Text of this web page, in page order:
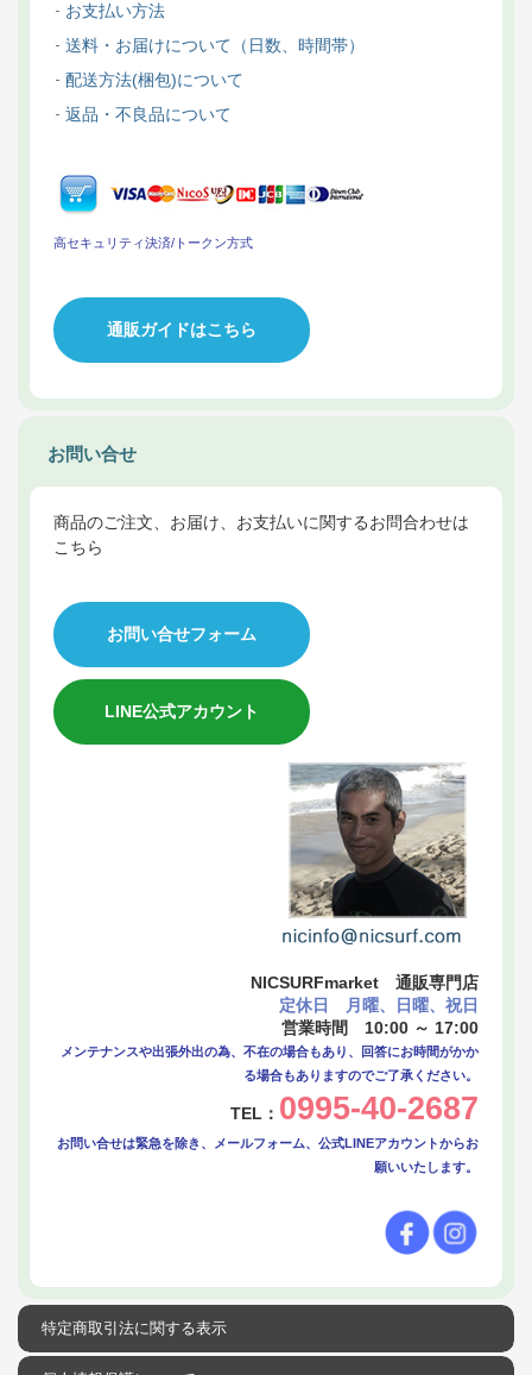
お支払い方法
送料・お届けについて（日数、時間帯）
配送方法(梱包)について
返品・不良品について
高セキュリティ決済/トークン方式
通販ガイドはこちら
お問い合せ
商品のご注文、お届け、お支払いに関するお問合わせは
こちら
お問い合せフォーム
LINE公式アカウント
NICSURFmarket 通販専門店
定休日 月曜、日曜、祝日
営業時間 10:00 ～ 17:00
メンテナンスや出張外出の為、不在の場合もあり、回答にお時間がかか
る場合もありますのでご了承ください。
TEL： 0995-40-2687
お問い合せは緊急を除き、メールフォーム、公式LINEアカウントからお
願いいたします。
特定商取引法に関する表示